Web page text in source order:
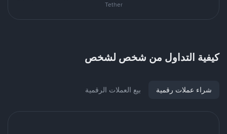
Tether
كيفية التداول من شخص لشخص
شراء عملات رقمية بيع العملات الرقمية